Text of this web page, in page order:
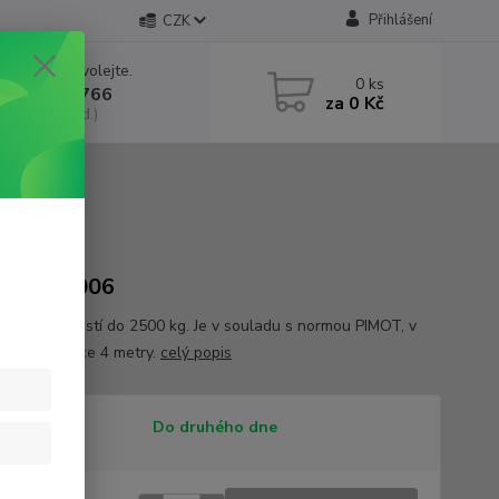
CZK Přihlášení
rady? Zavolejte.
552 766
6:30-15 hod.)
0 ks
za 0 Kč
A155 006
lano s tažností do 2500 kg. Je v souladu s normou PIMOT, v
barvě a délce 4 metry. celý popis
Do druhého dne